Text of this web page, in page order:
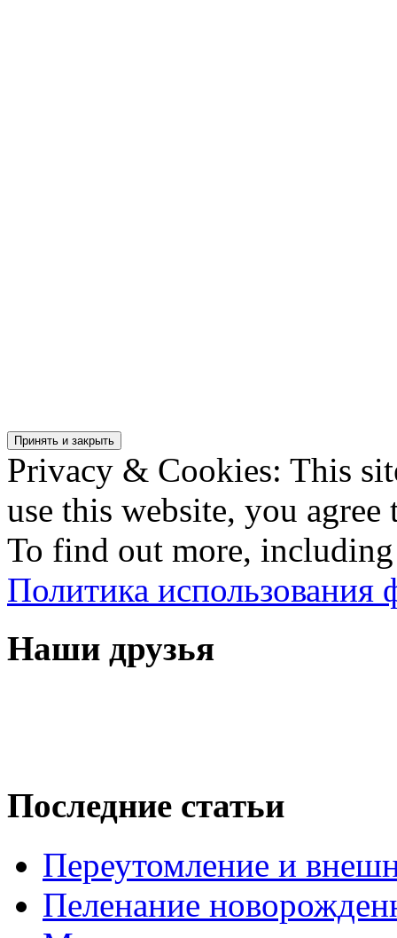
Privacy & Cookies: This
use this website, you agree
To find out more,
Политика использования
Наши друзья
Последние статьи
Переутомление и
Пеленание